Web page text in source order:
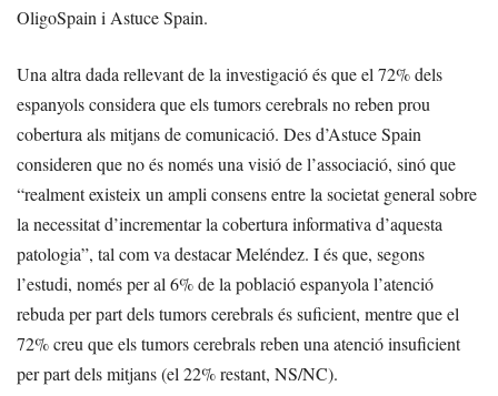
OligoSpain i Astuce Spain.
Una altra dada rellevant de la investigació és que el 72% dels
espanyols considera que els tumors cerebrals no reben prou
cobertura als mitjans de comunicació. Des d’Astuce Spain
consideren que no és només una visió de l’associació, sinó que
“realment existeix un ampli consens entre la societat general sobre
la necessitat d’incrementar la cobertura informativa d’aquesta
patologia”, tal com va destacar Meléndez. I és que, segons
l’estudi, només per al 6% de la població espanyola l’atenció
rebuda per part dels tumors cerebrals és suficient, mentre que el
72% creu que els tumors cerebrals reben una atenció insuficient
per part dels mitjans (el 22% restant, NS/NC).